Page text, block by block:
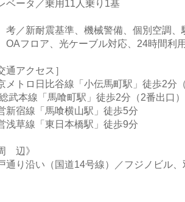
ベータ／乗用11人乗り1基
／新耐震基準、機械警備、個別空調、
OAフロア、光ケーブル対応、24時間利
通アクセス］
メトロ日比谷線「小伝馬町駅」徒歩2分
武本線「馬喰町駅」徒歩2分（2番出口）
新宿線「馬喰横山駅」徒歩5分
浅草線「東日本橋駅」徒歩9分
辺》
通り沿い（国道14号線）／フジノビル